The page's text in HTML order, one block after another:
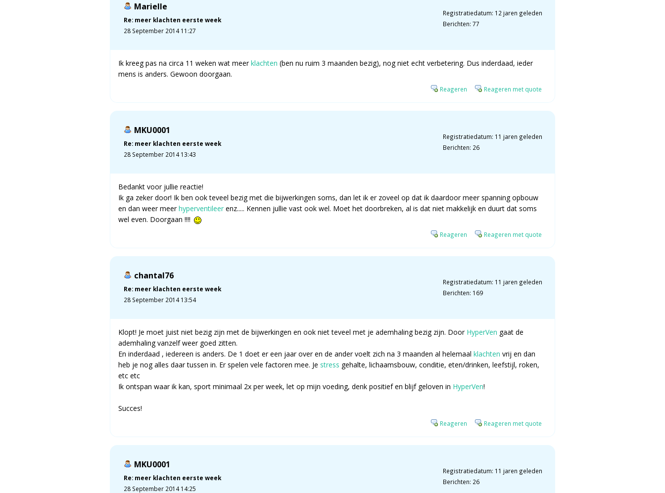
Marielle
Re: meer klachten eerste week
28 September 2014 11:27
Registratiedatum: 12 jaren geleden
Berichten: 77
Ik kreeg pas na circa 11 weken wat meerklachten (ben nu ruim 3 maanden bezig), nog niet echt verbetering. Dus inderdaad, ieder
mens is anders. Gewoon doorgaan.
Reageren Reageren met quote
MKU0001
Re: meer klachten eerste week
28 September 2014 13:43
Registratiedatum: 11 jaren geleden
Berichten: 26
Bedankt voor jullie reactie!
Ik ga zeker door! Ik ben ook teveel bezig met die bijwerkingen soms, dan let ik er zoveel op dat ik daardoor meer spanning opbouw
en dan weer meerhyperventileer enz..... Kennen jullie vast ook wel. Moet het doorbreken, al is dat niet makkelijk en duurt dat soms
wel even. Doorgaan !!!!
Reageren Reageren met quote
chantal76
Re: meer klachten eerste week
28 September 2014 13:54
Registratiedatum: 11 jaren geleden
Berichten: 169
Klopt! Je moet juist niet bezig zijn met de bijwerkingen en ook niet teveel met je ademhaling bezig zijn. Door HyperVen gaat de
ademhaling vanzelf weer goed zitten.
En inderdaad , iedereen is anders. De 1 doet er een jaar over en de ander voelt zich na 3 maanden al helemaal klachten vrij en dan
heb je nog alles daar tussen in. Er spelen vele factoren mee. Je stress gehalte, lichaamsbouw, conditie, eten/drinken, leefstijl, roken,
etc etc
Ik ontspan waar ik kan, sport minimaal 2x per week, let op mijn voeding, denk positief en blijf geloven in HyperVen!
Succes!
Reageren Reageren met quote
MKU0001
Re: meer klachten eerste week
28 September 2014 14:25
Registratiedatum: 11 jaren geleden
Berichten: 26